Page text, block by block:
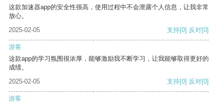
这款加速器app的安全性很高，使用过程中不会泄露个人信息，让我非常
放心。
2025-02-05
支持[0] 反对[0]
游客
这款app的学习氛围很浓厚，能够激励我不断学习，让我能够取得更好的
成绩。
2025-02-05
支持[0] 反对[0]
游客